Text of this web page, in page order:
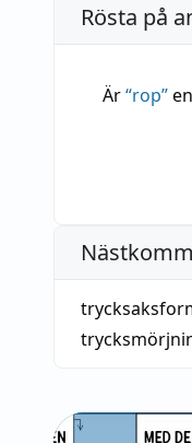
Rösta på
Är“rop”